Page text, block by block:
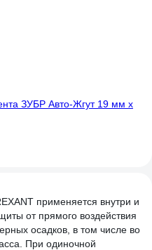
ЗУБР Авто-Жгут 19 мм х
применяется внутри и
от прямого воздействия
осадков, в том числе во
При одиночной